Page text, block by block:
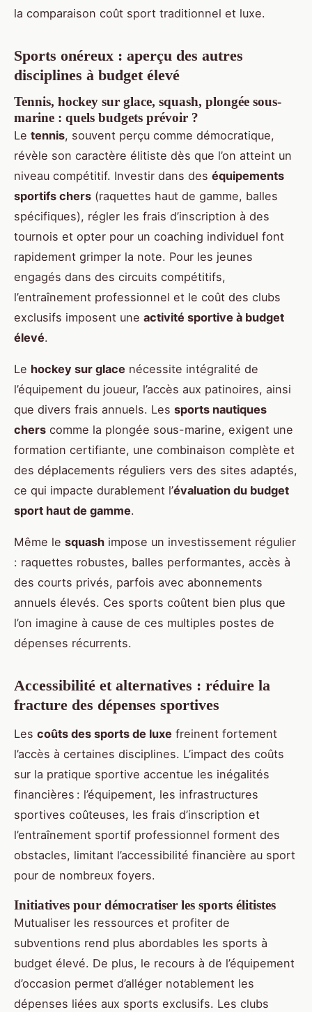
la comparaison coût sport traditionnel et luxe.
Sports onéreux : aperçu des autres
disciplines à budget élevé
Tennis, hockey sur glace, squash, plongée sous-
marine : quels budgets prévoir ?
Le tennis, souvent perçu comme démocratique,
révèle son caractère élitiste dès que l’on atteint un
niveau compétitif. Investir dans des équipements
sportifs chers (raquettes haut de gamme, balles
spécifiques), régler les frais d’inscription à des
tournois et opter pour un coaching individuel font
rapidement grimper la note. Pour les jeunes
engagés dans des circuits compétitifs,
l’entraînement professionnel et le coût des clubs
exclusifs imposent une activité sportive à budget
élevé.
Le hockey sur glace nécessite intégralité de
l’équipement du joueur, l’accès aux patinoires, ainsi
que divers frais annuels. Les sports nautiques
chers comme la plongée sous-marine, exigent une
formation certifiante, une combinaison complète et
des déplacements réguliers vers des sites adaptés,
ce qui impacte durablement l’évaluation du budget
sport haut de gamme.
Même le squash impose un investissement régulier
: raquettes robustes, balles performantes, accès à
des courts privés, parfois avec abonnements
annuels élevés. Ces sports coûtent bien plus que
l’on imagine à cause de ces multiples postes de
dépenses récurrents.
Accessibilité et alternatives : réduire la
fracture des dépenses sportives
Les coûts des sports de luxe freinent fortement
l’accès à certaines disciplines. L’impact des coûts
sur la pratique sportive accentue les inégalités
financières : l’équipement, les infrastructures
sportives coûteuses, les frais d’inscription et
l’entraînement sportif professionnel forment des
obstacles, limitant l’accessibilité financière au sport
pour de nombreux foyers.
Initiatives pour démocratiser les sports élitistes
Mutualiser les ressources et profiter de
subventions rend plus abordables les sports à
budget élevé. De plus, le recours à de l’équipement
d’occasion permet d’alléger notablement les
dépenses liées aux sports exclusifs. Les clubs